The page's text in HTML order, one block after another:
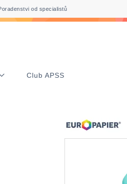
od specialistů
Club APSS